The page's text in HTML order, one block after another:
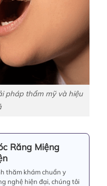
pháp thẩm mỹ và hiệu
Răng Miệng
thăm khám chuẩn y
nghệ hiện đại, chúng tôi